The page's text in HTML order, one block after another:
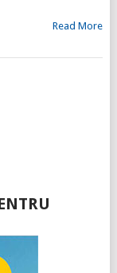
Read More